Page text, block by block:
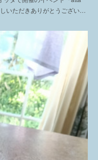
ただきありがとうござい…